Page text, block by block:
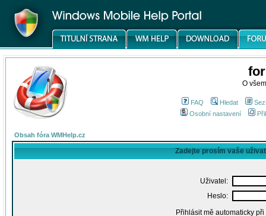
O
FAQ Hledat
Osobní nastavení
Obsah fóra WMHelp.cz
Zadejte prosím vaše
Uživatel:
Heslo:
Přihlásit mě automaticky